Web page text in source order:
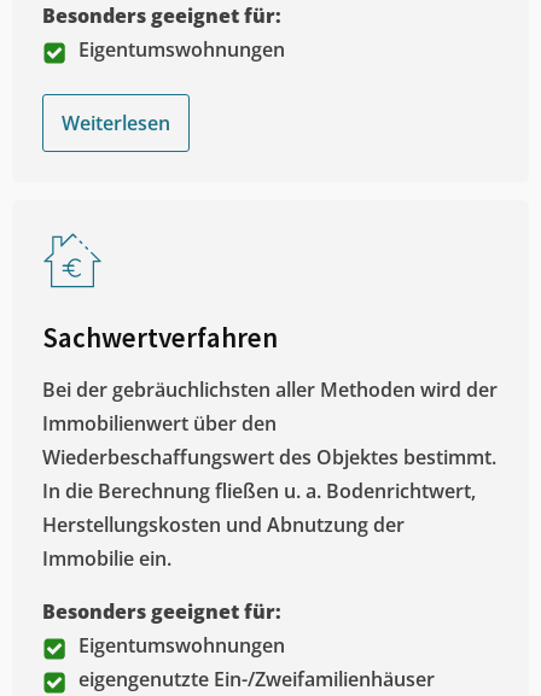
Besonders geeignet für:
Eigentumswohnungen
Weiterlesen
Sachwertverfahren
Bei der gebräuchlichsten aller Methoden wird der
Immobilienwert über den
Wiederbeschaffungswert des Objektes bestimmt.
In die Berechnung fließen u. a. Bodenrichtwert,
Herstellungskosten und Abnutzung der
Immobilie ein.
Besonders geeignet für:
Eigentumswohnungen
eigengenutzte Ein-/Zweifamilienhäuser